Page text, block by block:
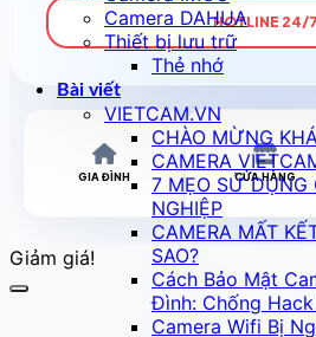
Camera DAHUA
Thiết bị lưu trữ
Thẻ nhớ
Bài viết
VIETCAM.VN
CHÀO MỪNG
CAMERA
7 MẸO SỬ DỤNG
NGHIỆP
CAMERA MẤT
SAO?
Cách Bảo Mật
Đình: Chống
Camera Wifi Bị
HOTLINE 24/7
GIA ĐÌNH CỬA HÀNG
Giảm giá!